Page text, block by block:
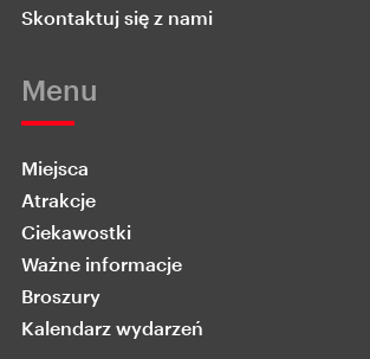
Skontaktuj się z nami
Menu
Miejsca
Atrakcje
Ciekawostki
Ważne informacje
Broszury
Kalendarz wydarzeń